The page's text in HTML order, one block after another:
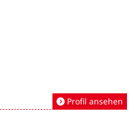
Profil ansehen